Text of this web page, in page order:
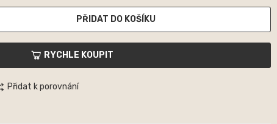
PŘIDAT DO KOŠÍKU
RYCHLE KOUPIT
Přidat k porovnání